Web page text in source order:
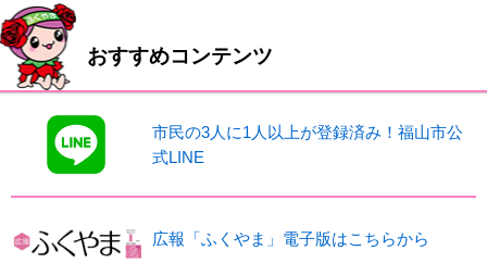
おすすめコンテンツ
市民の3人に1人以上が登録済み！福山市公
式LINE
広報「ふくやま」電子版はこちらから